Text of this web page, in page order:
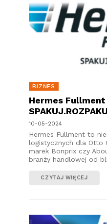
BIZNES
Hermes Fullment
10-05-2024
Hermes Fullment to
logistycznych dla Otto
marek Bonprix czy
branży handlowej od
CZYTAJ WIĘCEJ